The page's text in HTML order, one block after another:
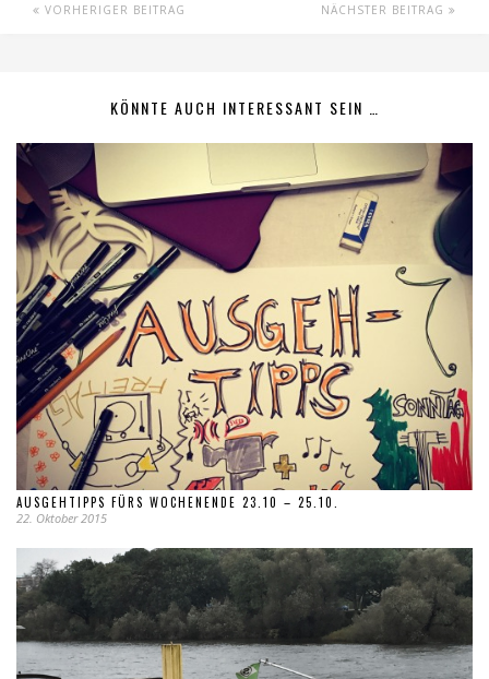
VORHERIGER BEITRAG NÄCHSTER BEITRAG
KÖNNTE AUCH INTERESSANT SEIN …
AUSGEHTIPPS FÜRS WOCHENENDE 23.10 – 25.10.
22. Oktober 2015